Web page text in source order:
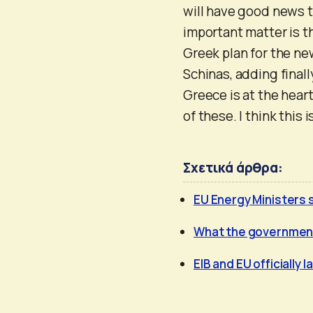
will have good news
important matter is
Greek plan for the
Schinas, adding
Greece is at the
of these. I think this
Σχετικά άρθρα:
EU Energy Ministers
What the
EIB and EU officially